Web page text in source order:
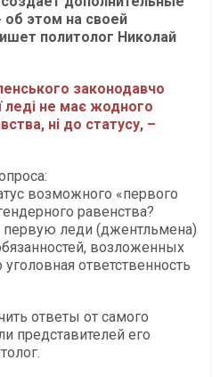
об этом на своей
политолог Николай
законодавчо
леді не має жодного
ні до статусу, –
возможного «первого
равенства?
леди (джентльмена)
возложенных
ответственность
ответы от самого
представителей его